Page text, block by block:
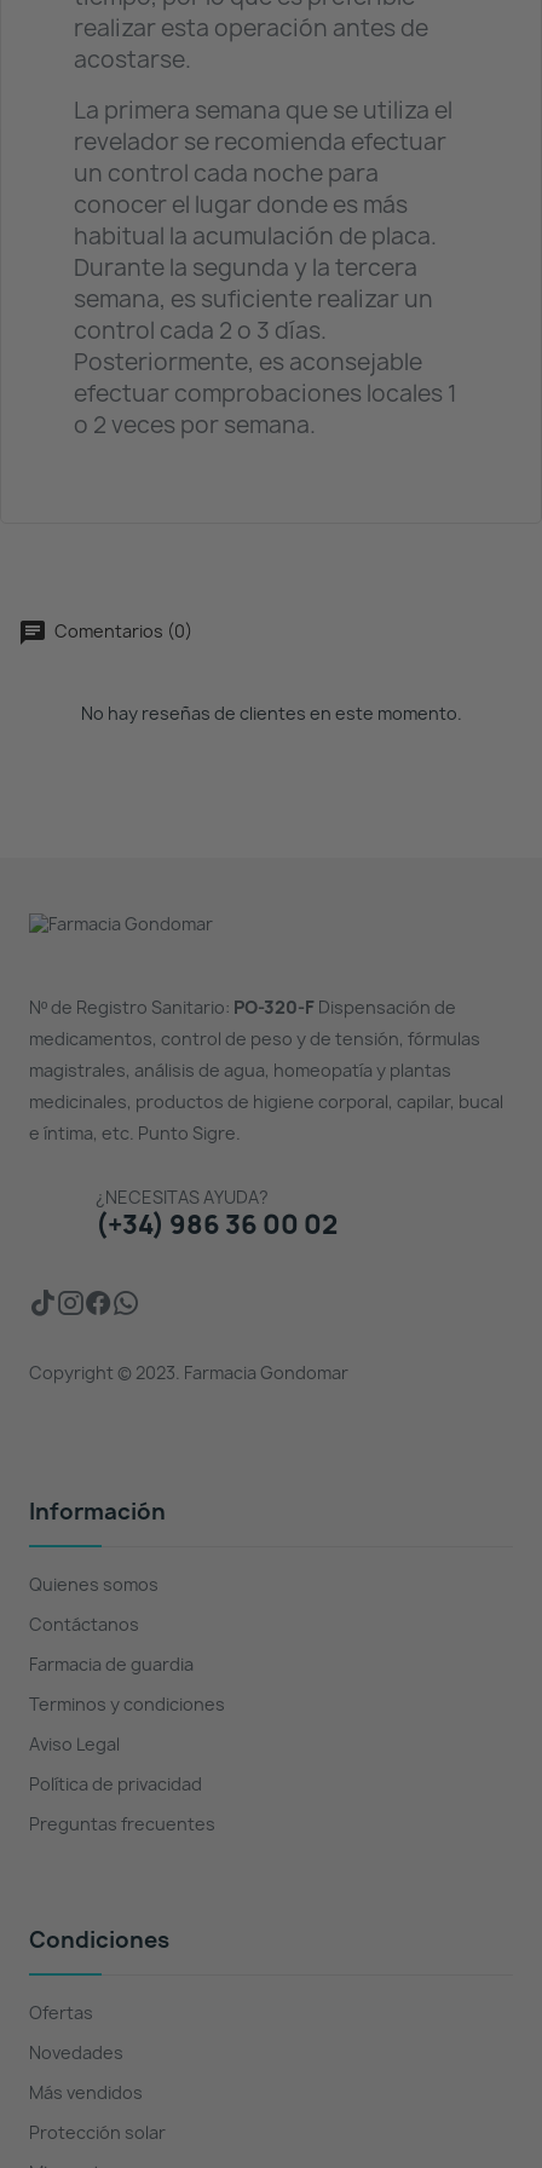
realizar esta operación antes de
acostarse.
La primera semana que se utiliza el
revelador se recomienda efectuar
un control cada noche para
conocer el lugar donde es más
habitual la acumulación de placa.
Durante la segunda y la tercera
semana, es suficiente realizar un
control cada 2 o 3 días.
Posteriormente, es aconsejable
efectuar comprobaciones locales 1
o 2 veces por semana.
Comentarios (0)
No hay reseñas de clientes en este momento.
Nº de Registro Sanitario: PO-320-FDispensación de
medicamentos, control de peso y de tensión, fórmulas
magistrales, análisis de agua, homeopatía y plantas
medicinales, productos de higiene corporal, capilar, bucal
e íntima, etc. Punto Sigre.
¿NECESITAS AYUDA?
(+34) 986 36 00 02
Copyright © 2023. Farmacia Gondomar
Información
Quienes somos
Contáctanos
Farmacia de guardia
Terminos y condiciones
Aviso Legal
Política de privacidad
Preguntas frecuentes
Condiciones
Ofertas
Novedades
Más vendidos
Protección solar